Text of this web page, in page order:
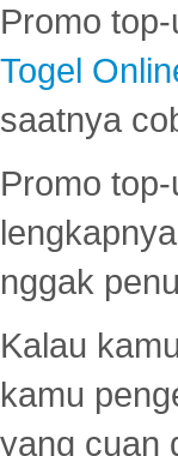
Promo
Togel
saatnya
Promo
nggak
Kalau
kamu
yang cuan